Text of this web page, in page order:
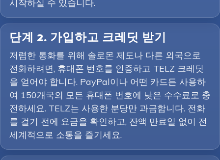
시작하실 수 있습니다.
단계 2. 가입하고 크레딧 받기
저렴한 통화를 위해 솔로몬 제도나 다른 외국으로
전화하려면, 휴대폰 번호를 인증하고 TELZ 크레딧
을 얻어야 합니다. PayPal이나 어떤 카드든 사용하
여 150개국의 모든 휴대폰 번호에 낮은 수수료로 충
전하세요. TELZ는 사용한 분당만 과금합니다. 전화
를 걸기 전에 요금을 확인하고, 잔액 만료일 없이 전
세계적으로 소통을 즐기세요.